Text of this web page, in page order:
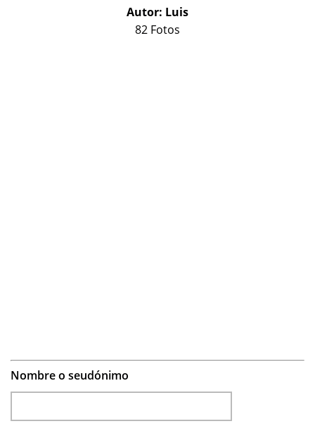
Autor: Luis
82 Fotos
Nombre o seudónimo